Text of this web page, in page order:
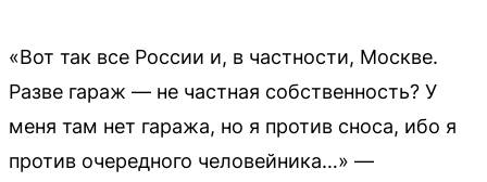
«Вот так все России и, в частности, Москве.
Разве гараж — не частная собственность? У
меня там нет гаража, но я против сноса, ибо я
против очередного человейника…» —